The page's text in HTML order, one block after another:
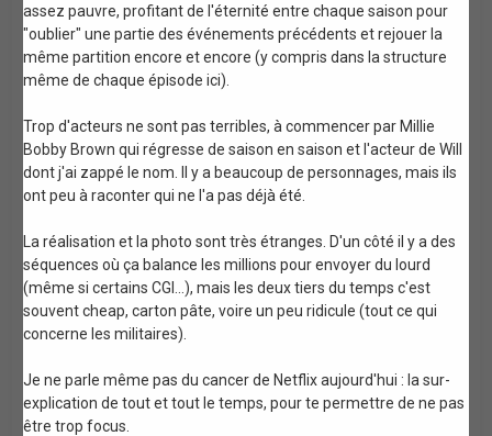
assez pauvre, profitant de l'éternité entre chaque saison pour
"oublier" une partie des événements précédents et rejouer la
même partition encore et encore (y compris dans la structure
même de chaque épisode ici).
Trop d'acteurs ne sont pas terribles, à commencer par Millie
Bobby Brown qui régresse de saison en saison et l'acteur de Will
dont j'ai zappé le nom. Il y a beaucoup de personnages, mais ils
ont peu à raconter qui ne l'a pas déjà été.
La réalisation et la photo sont très étranges. D'un côté il y a des
séquences où ça balance les millions pour envoyer du lourd
(même si certains CGI...), mais les deux tiers du temps c'est
souvent cheap, carton pâte, voire un peu ridicule (tout ce qui
concerne les militaires).
Je ne parle même pas du cancer de Netflix aujourd'hui : la sur-
explication de tout et tout le temps, pour te permettre de ne pas
être trop focus.